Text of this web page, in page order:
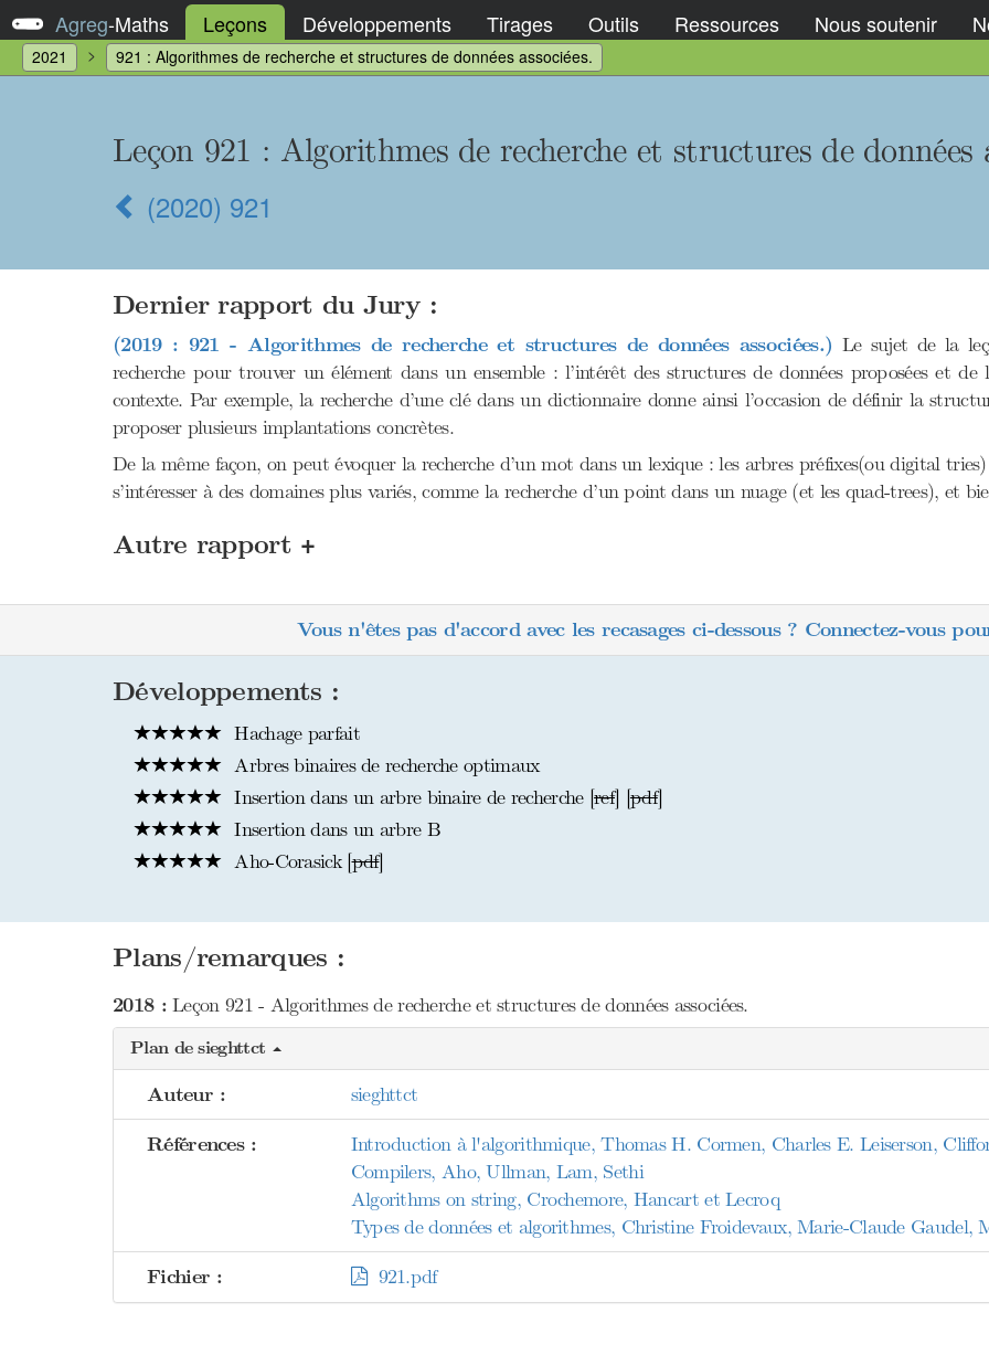
Agreg-Maths Leçons Développements Tirages Outils Ressources Nous soutenir
2021 921 : Algorithmes de recherche et structures de données associées.
Leçon 921 : Algorithmes de recherche et structures de données
(2020) 921
Dernier rapport du Jury :
(2019 : 921 - Algorithmes de recherche et structures de données associées.) Le sujet de la
recherche pour trouver un élément dans un ensemble : l’intérêt des structures de données proposées et
contexte. Par exemple, la recherche d’une clé dans un dictionnaire donne ainsi l’occasion de définir la
proposer plusieurs implantations concrètes.
De la même façon, on peut évoquer la recherche d’un mot dans un lexique : les arbres préfixes(ou digital
s’intéresser à des domaines plus variés, comme la recherche d’un point dans un nuage (et les quad-trees), et
Autre rapport +
Vous n'êtes pas d'accord avec les recasages ci-dessous ? Connectez-vous
Développements :
Hachage parfait
Arbres binaires de recherche optimaux
Insertion dans un arbre binaire de recherche [ref] [pdf]
Insertion dans un arbre B
Aho-Corasick [pdf]
Plans/remarques :
2018 :Leçon 921 - Algorithmes de recherche et structures de données associées.
Plan de sieghttct
Auteur : sieghttct
Références :
Introduction à l'algorithmique, Thomas H. Cormen, Charles E. Leiserson,
Compilers, Aho, Ullman, Lam, Sethi
Algorithms on string, Crochemore, Hancart et Lecroq
Types de données et algorithmes, Christine Froidevaux, Marie-Claude Gaudel,
Fichier : 921.pdf